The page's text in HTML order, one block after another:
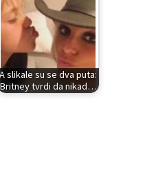
A slikale su se dva puta:
Britney tvrdi da nikad…